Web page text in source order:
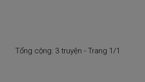
Tổng cộng: 3 truyện - Trang 1/1